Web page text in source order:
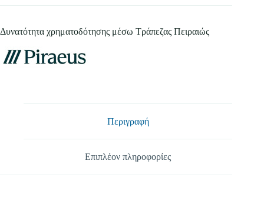
Γεωργικός
Δυνατότητα χρηματοδότησης μέσω Τράπεζας Πειραιώς
Περιγραφή
Επιπλέον πληροφορίες